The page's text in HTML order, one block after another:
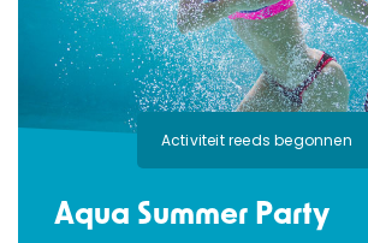
Activiteit reeds begonnen
Aqua Summer Party